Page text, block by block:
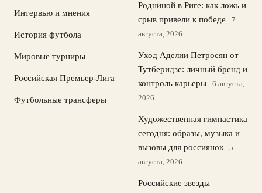
Интервью и мнения
История футбола
Мировые турниры
Российская Премьер-Лига
Футбольные трансферы
Родниной в Риге: как ложь и
срыв привели к победе
7
августа, 2026
Уход Аделии Петросян от
Тутберидзе: личный бренд и
контроль карьеры
6 августа,
2026
Художественная гимнастика
сегодня: образы, музыка и
вызовы для россиянок
5
августа, 2026
Российские звезды